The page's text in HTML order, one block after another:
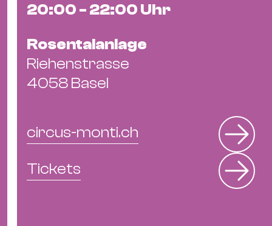
20:00 - 22:00 Uhr
Rosentalanlage
Riehenstrasse
4058 Basel
circus-monti.ch
Tickets